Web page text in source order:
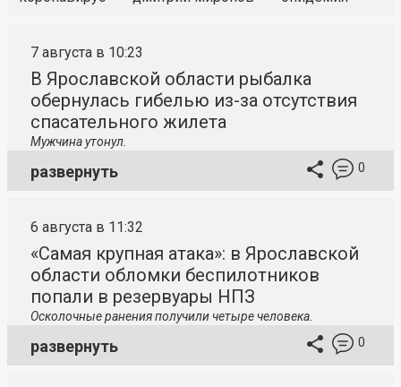
7 августа в 10:23
В Ярославской области рыбалка
обернулась гибелью из-за отсутствия
спасательного жилета
Мужчина утонул.
развернуть 0
6 августа в 11:32
«Самая крупная атака»: в Ярославской
области обломки беспилотников
попали в резервуары НПЗ
Осколочные ранения получили четыре человека.
развернуть 0